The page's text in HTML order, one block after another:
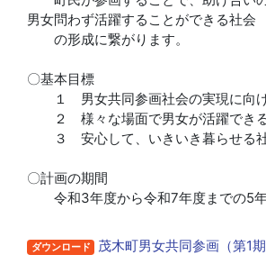
男女問わず活躍することができる社会
の形成に繋がります。
〇基本目標
１ 男女共同参画社会の実現に向
２ 様々な場面で男女が活躍できる
３ 安心して、いきいき暮らせる
〇計画の期間
令和3年度から令和7年度までの5
ダウンロード 茂木町男女共同参画（第1